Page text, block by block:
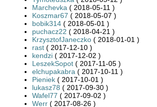
Marchevka ( 2018-05-11 )
Koszmar67 ( 2018-05-07 )
bobik314 ( 2018-05-01 )
puchacz22 ( 2018-04-21 )
KrzysztofJaneczko ( 2018-01-01 )
rast ( 2017-12-10 )
kendzi ( 2017-12-02 )
LeszekSopot ( 2017-11-05 )
elchupakabra ( 2017-10-11 )
Pieniek ( 2017-10-01 )
lukasz78 ( 2017-09-30 )
Wafel77 ( 2017-09-02 )
Werr ( 2017-08-26 )